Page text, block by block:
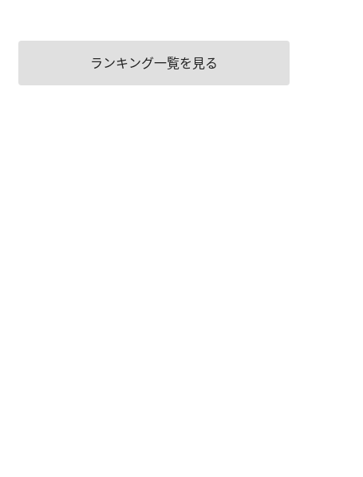
ランキング一覧を見る